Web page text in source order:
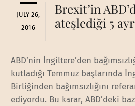
JULY 26,
2016
Brexit’in
ateşlediği 5
ABD’nin İngiltere’den
kutladığı Temmuz başlarında
Birliğinden bağımsızlığını
ediyordu. Bu karar, ABD’deki